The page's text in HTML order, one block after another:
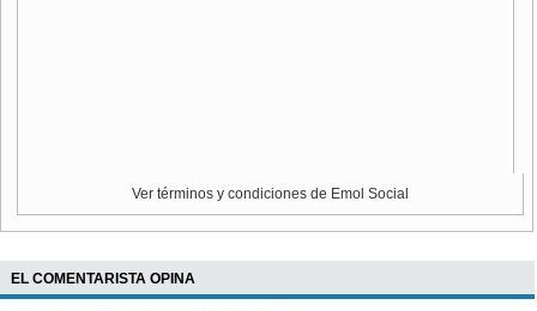
Ver términos y condiciones de Emol Social
EL COMENTARISTA OPINA